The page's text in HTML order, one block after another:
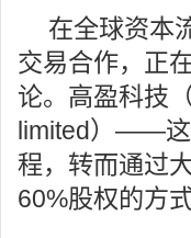
在全球资本
交易合作，正
论。高盈科技
limited）——这
程，转而通过
60%股权的方